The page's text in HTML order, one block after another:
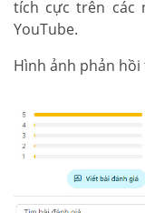
tích cực trên các
YouTube.
Hình ảnh phản